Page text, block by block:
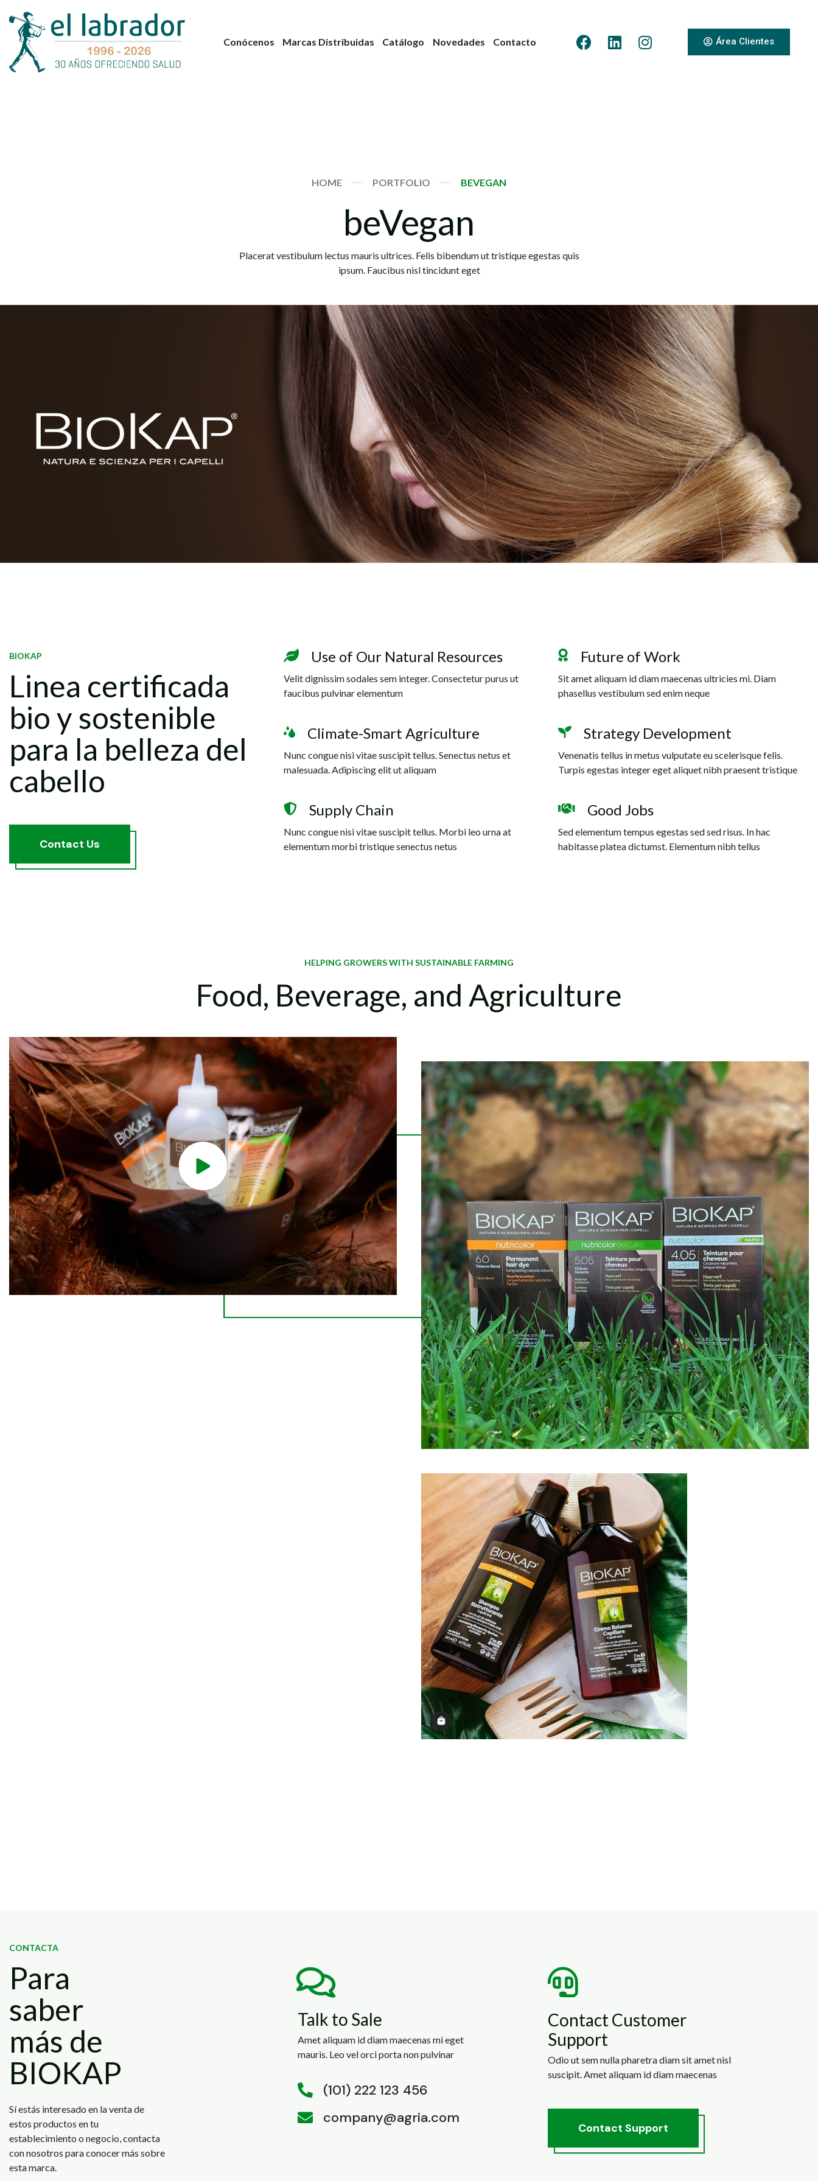
Conócenos Marcas Distribuidas Catálogo Novedades Contacto Área Clientes
HOME PORTFOLIO BEVEGAN
beVegan
Placerat vestibulum lectus mauris ultrices. Felis bibendum ut tristique egestas quis
ipsum. Faucibus nisl tincidunt eget
BIOKAP
Linea certificada
bio y sostenible
para la belleza del
cabello
Contact Us
Use of Our Natural Resources
Velit dignissim sodales sem integer. Consectetur purus ut
faucibus pulvinar elementum
Future of Work
Sit amet aliquam id diam maecenas ultricies mi. Diam
phasellus vestibulum sed enim neque
Climate-Smart Agriculture
Nunc congue nisi vitae suscipit tellus. Senectus netus et
malesuada. Adipiscing elit ut aliquam
Strategy Development
Venenatis tellus in metus vulputate eu scelerisque felis.
Turpis egestas integer eget aliquet nibh praesent tristique
Supply Chain
Nunc congue nisi vitae suscipit tellus. Morbi leo urna at
elementum morbi tristique senectus netus
Good Jobs
Sed elementum tempus egestas sed sed risus. In hac
habitasse platea dictumst. Elementum nibh tellus
HELPING GROWERS WITH SUSTAINABLE FARMING
Food, Beverage, and Agriculture
CONTACTA
Para
saber
más de
BIOKAP
Sí estás interesado en la venta de
estos productos en tu
establecimiento o negocio, contacta
con nosotros para conocer más sobre
esta marca.
Talk to Sale
Amet aliquam id diam maecenas mi eget
mauris. Leo vel orci porta non pulvinar
(101) 222 123 456
company@agria.com
Contact Customer
Support
Odio ut sem nulla pharetra diam sit amet nisl
suscipit. Amet aliquam id diam maecenas
Contact Support